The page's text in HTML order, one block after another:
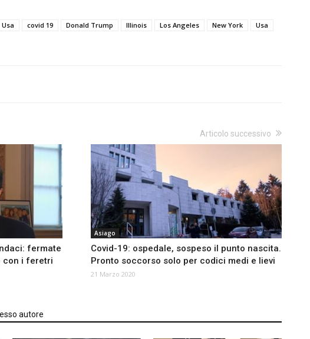
covid 19 Donald Trump Illinois Los Angeles New York
Usa
fermate
con i feretri
Articolo successivo
Asiago
Covid-19: ospedale, sospeso il punto nascita.
Pronto soccorso solo per codici medi e lievi
21 Marzo 2020
autore